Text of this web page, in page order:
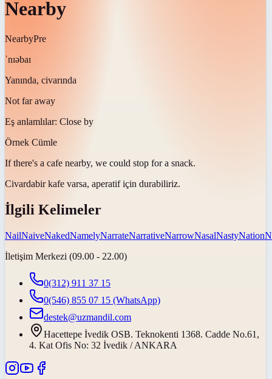
Nearby
NearbyPre
ˈnɪəbaɪ
Yanında, civarında
Not far away
Eş anlamlılar: Close by
Örnek Cümle
If there's a cafe nearby, we could stop for a snack.
Civardabir kafe varsa, aperatif için durabiliriz.
İlgili Kelimeler
NailNaiveNakedNamelyNarrateNarrativeNarrowNasalNastyNation
İletişim Merkezi (09.00 - 22.00)
0(312) 911 37 15
0(546) 855 07 15 (WhatsApp)
destek@uzmandil.com
Hacettepe İvedik OSB. Teknokenti 1368. Cadde No.61,
4. Kat Ofis No: 32 İvedik / ANKARA